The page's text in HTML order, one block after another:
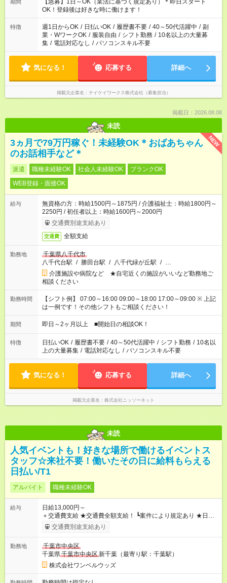
仕事可能です！
期間
【急募】1日～OK（業法に基づく規定あり）＊即日スタート
OK！登録後は好きな時に働けます！
特徴 週1日からOK / 日払いOK / 履歴書不要 / 40～50代活躍中 / 副
業・WワークOK / 服装自由 / シフト勤務 / 10名以上の大量募
集 / 電話対応なし / パソコンスキル不要
気になる！ 応募する 詳細へ
掲載元企業名 テイケイワークス株式会社（募集担当）
掲載日：2026.08.08
未読
NEW
3ヵ月で79万円稼ぐ！未経験OK＊おばあちゃん
のお話相手など＊
派遣 職種未経験OK 社会人未経験OK
ブランクOK
WEB登録・面接OK
給与
無資格の方：時給1500円～1875円 / 介護福祉士：時給1800円～
2250円 / 初任者以上：時給1600円～2000円
交通費別途支給あり
交通費 全額支給
勤務地
千葉県八千代市
八千代台駅 / 勝田台駅 / 八千代緑が丘駅 / …
介護施設や病院など ★自宅近くの施設がいいなど勤務地ご
相談ください
勤務時間
【シフト例】 07:00～16:00 09:00～18:00 17:00～09:00 ※ 上記
は一例です！その他シフトもご相談ください！
期間 即日～2ヶ月以上 ■開始日の相談OK！
特徴 日払いOK / 履歴書不要 / 40～50代活躍中 / シフト勤務 / 10名以
上の大量募集 / 電話対応なし / パソコンスキル不要
気になる！ 応募する 詳細へ
掲載元企業名 株式会社ニッソーネット
未読
人気イベントも！好きな場所で働けるイベントス
タッフ☆来社不要！働いたその日に給料もらえる
日払い/T1
アルバイト 職種未経験OK
給与
日給13,000円～
＋交通費支給 ★交通費全額支給！ ┗案件により規定あり ★日払
いOK！（規定あり） ┗働いたその日に現金GET♪ お仕事後はコ
ンビニATMから 日払い分を引き落とせます！ 【試用期間】試
交通費別途支給あり
勤務地
千葉市中央区
千葉県千葉市中央区新千葉（最寄り駅：千葉駅）
株式会社ワンベルウッズ